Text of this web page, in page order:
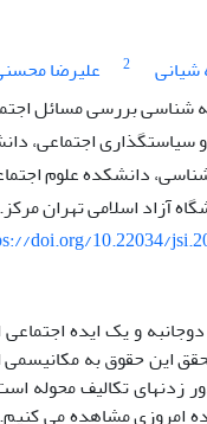
شیانی 2 علیرضا
بررسی مسائل
سیاستگذاری اجتماعی،
دانشکده علوم
آزاد اسلامی تهران
doi.org/10.22034/
و یک ایده
این حقوق به
امروزی مشاهده می­ کنیم.